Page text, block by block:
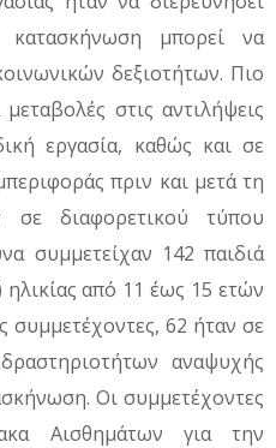
μπορεί να
δεξιοτήτων. Πιο
στις αντιλήψεις
εργασία, καθώς και σε
πριν και μετά τη
διαφορετικού τύπου
συμμετείχαν 142 παιδιά
ηλικίας από 11 έως 15 ετών
συμμετέχοντες, 62 ήταν σε
αναψυχής
Οι συμμετέχοντες
Αισθημάτων για την